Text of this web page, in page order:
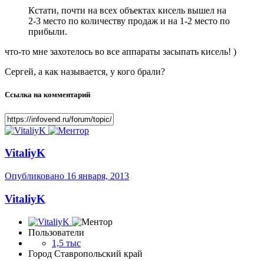
Кстати, почти на всех объектах кисель вышел на
2-3 место по количеству продаж и на 1-2 место по
прибыли.
что-то мне захотелось во все аппараты засыпать кисель! )
Сергей, а как называется, у кого брали?
Ссылка на комментарий
VitaliyK
Опубликовано 16 января, 2013
VitaliyK
Пользователи
1,5 тыс
Город Ставропольский край